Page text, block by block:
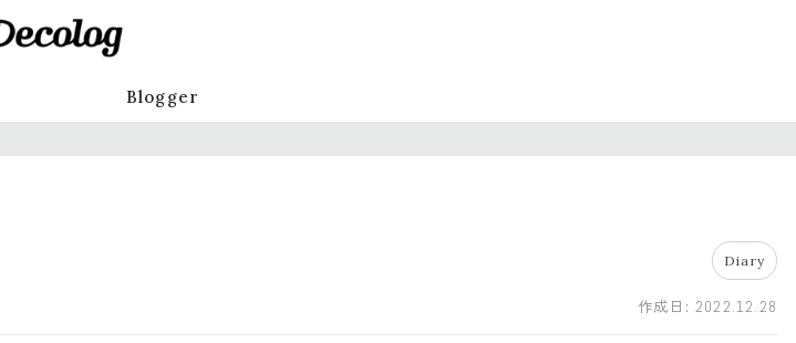
Blogger
Diary
作成日: 2022.12.28